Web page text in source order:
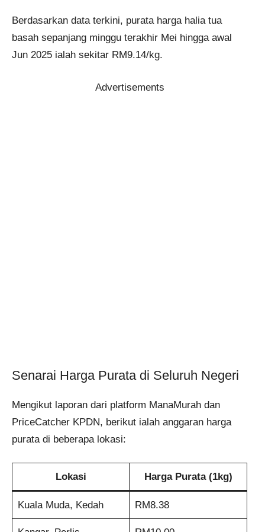
Berdasarkan data terkini, purata harga halia tua
basah sepanjang minggu terakhir Mei hingga awal
Jun 2025 ialah sekitar RM9.14/kg.
Advertisements
Senarai Harga Purata di Seluruh Negeri
Mengikut laporan dari platform ManaMurah dan
PriceCatcher KPDN, berikut ialah anggaran harga
purata di beberapa lokasi:
Lokasi Harga Purata (1kg)
Kuala Muda, Kedah RM8.38